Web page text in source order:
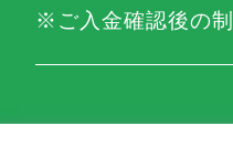
※ご入金確認後の制